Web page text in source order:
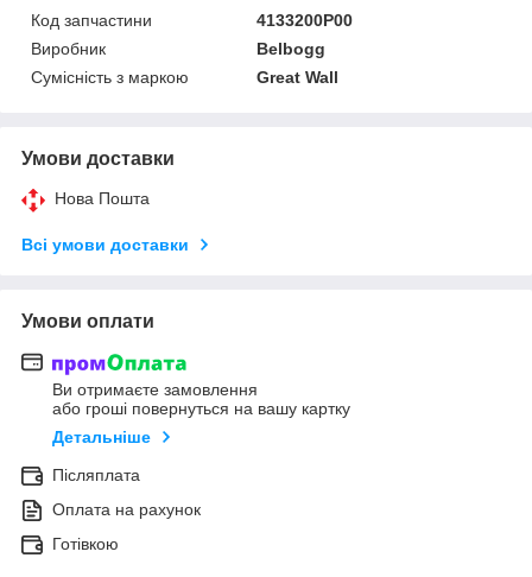
Код запчастини
4133200P00
Виробник
Belbogg
Сумісність з маркою
Great Wall
Умови доставки
Нова Пошта
Всі умови доставки
Умови оплати
Ви отримаєте замовлення
або гроші повернуться на вашу картку
Детальніше
Післяплата
Оплата на рахунок
Готівкою